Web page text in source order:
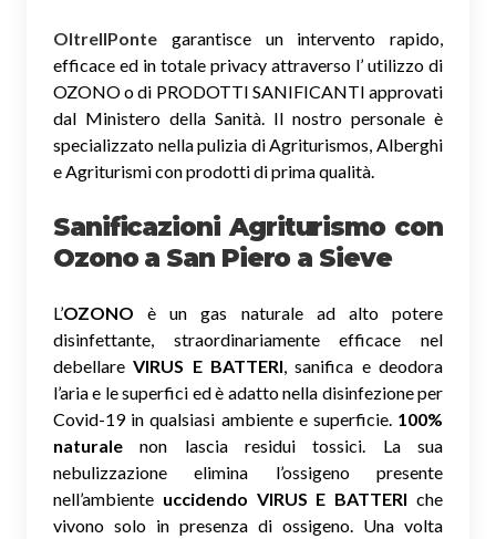
OltreIlPonte garantisce un intervento rapido,
efficace ed in totale privacy attraverso l’ utilizzo di
OZONO o di PRODOTTI SANIFICANTI approvati
dal Ministero della Sanità. Il nostro personale è
specializzato nella pulizia di Agriturismos, Alberghi
e Agriturismi con prodotti di prima qualità.
Sanificazioni Agriturismo con
Ozonoa San Piero a Sieve
L’OZONO è un gas naturale ad alto potere
disinfettante, straordinariamente efficace nel
debellareVIRUS E BATTERI, sanifica e deodora
l’aria e le superfici ed è adatto nella disinfezione per
Covid-19 in qualsiasi ambiente e superficie. 100%
naturale non lascia residui tossici. La sua
nebulizzazione elimina l’ossigeno presente
nell’ambiente uccidendo VIRUS E BATTERI che
vivono solo in presenza di ossigeno. Una volta